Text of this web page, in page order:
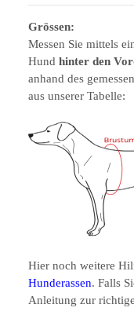
Grössen:
Messen Sie mittels
Hund hinter den
anhand des
aus unserer Tabelle:
Hier noch weitere
Hunderassen. Falls
Anleitung zur